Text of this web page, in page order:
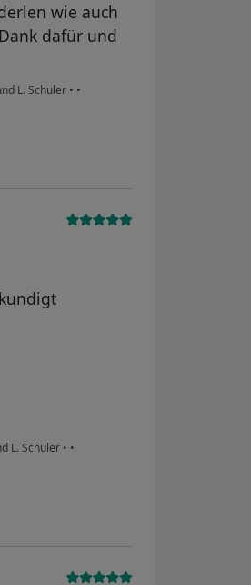
wie auch
dafür und
L. Schuler • •
L. Schuler • •